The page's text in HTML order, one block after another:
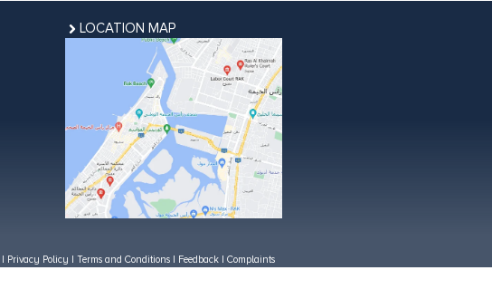
LOCATION MAP
| Privacy Policy | Terms and Conditions | Feedback | Complaints